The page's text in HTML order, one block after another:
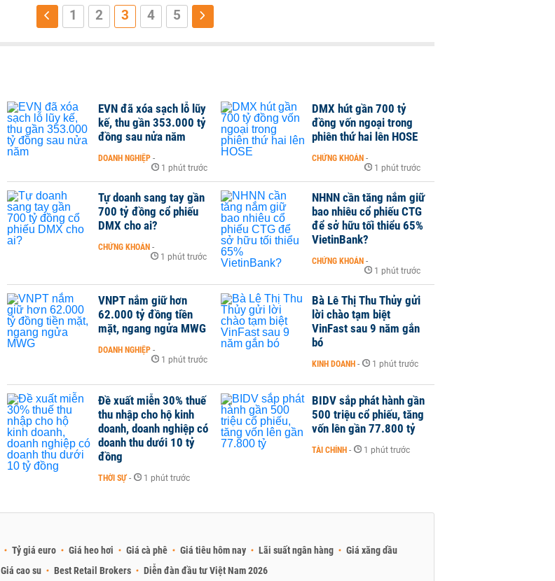
1 2 3 4 5
EVN đã xóa sạch lỗ lũy
kế, thu gần 353.000 tỷ
đồng sau nửa năm
DOANH NGHIỆP -
1 phút trước
DMX hút gần 700 tỷ
đồng vốn ngoại trong
phiên thứ hai lên HOSE
CHỨNG KHOÁN -
1 phút trước
Tự doanh sang tay gần
700 tỷ đồng cổ phiếu
DMX cho ai?
CHỨNG KHOÁN -
1 phút trước
NHNN cần tăng nắm giữ
bao nhiêu cổ phiếu CTG
để sở hữu tối thiểu 65%
VietinBank?
CHỨNG KHOÁN -
1 phút trước
VNPT nắm giữ hơn
62.000 tỷ đồng tiền
mặt, ngang ngửa MWG
DOANH NGHIỆP -
1 phút trước
Bà Lê Thị Thu Thủy gửi
lời chào tạm biệt
VinFast sau 9 năm gắn
bó
KINH DOANH - 1 phút trước
Đề xuất miễn 30% thuế
thu nhập cho hộ kinh
doanh, doanh nghiệp có
doanh thu dưới 10 tỷ
đồng
THỜI SỰ - 1 phút trước
BIDV sắp phát hành gần
500 triệu cổ phiếu, tăng
vốn lên gần 77.800 tỷ
TÀI CHÍNH - 1 phút trước
Tỷ giá euro Giá heo hơi Giá cà phê Giá tiêu hôm nay Lãi suất ngân hàng
Giá xăng dầu
Giá cao su Best Retail Brokers Diễn đàn đầu tư Việt Nam 2026